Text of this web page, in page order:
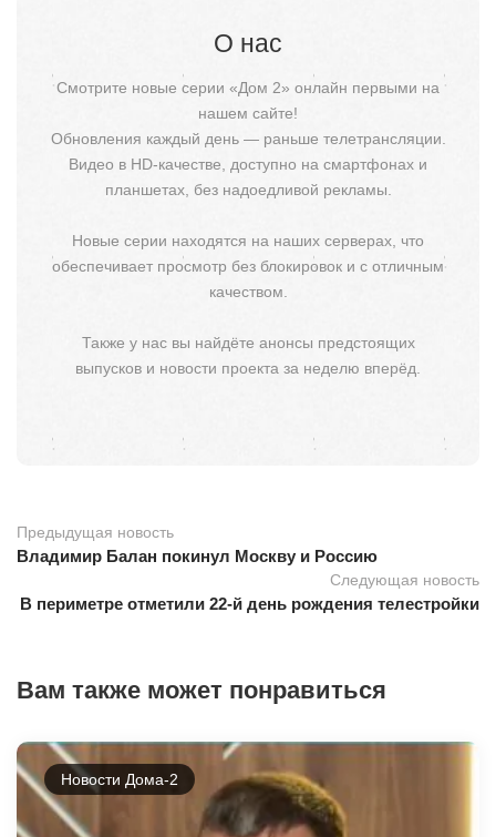
О нас
Смотрите новые серии «Дом 2» онлайн первыми на
нашем сайте!
Обновления каждый день — раньше телетрансляции.
Видео в HD-качестве, доступно на смартфонах и
планшетах, без надоедливой рекламы.
Новые серии находятся на наших серверах, что
обеспечивает просмотр без блокировок и с отличным
качеством.
Также у нас вы найдёте анонсы предстоящих
выпусков и новости проекта за неделю вперёд.
Предыдущая новость
Владимир Балан покинул Москву и Россию
Следующая новость
В периметре отметили 22-й день рождения телестройки
Вам также может понравиться
Новости Дома-2